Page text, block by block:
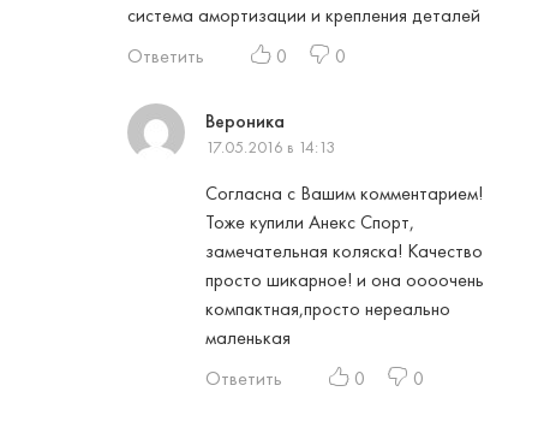
система амортизации и крепления деталей
Ответить
0 0
Вероника
17.05.2016 в 14:13
Согласна с Вашим комментарием!
Тоже купили Анекс Спорт,
замечательная коляска! Качество
просто шикарное! и она оооочень
компактная,просто нереально
маленькая
Ответить
0 0